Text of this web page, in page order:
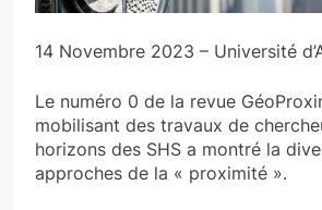
14 Novembre 2023 – Université
Le numéro 0 de la revue
mobilisant des travaux de
horizons des SHS a montré la
approches de la « proximité ».